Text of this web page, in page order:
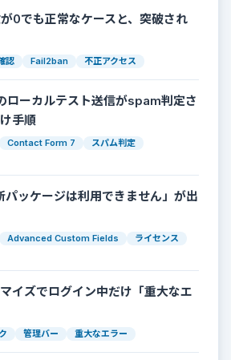
0でも正常なケースと、突破され
認 Fail2ban 不正アクセス
ーカルテスト送信がspam判定さ
手順
Contact Form 7
スパム判定
パッケージは利用できません」が出
Advanced Custom Fields
ライセンス
イズでログイン中だけ「重大なエ
管理バー 重大なエラー